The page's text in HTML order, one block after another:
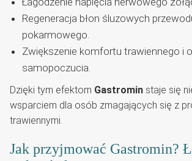
Regeneracja błon śluzowych
pokarmowego.
Zwiększenie komfortu trawiennego i
samopoczucia.
Dzięki tym efektom Gastromin staje się
wsparciem dla osób zmagających się z
trawiennymi.
Jak przyjmować Gastromin?